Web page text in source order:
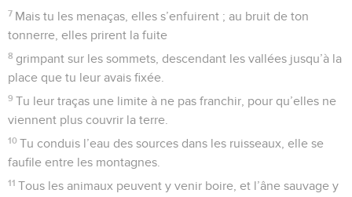
7 Mais tu les menaças, elles s’enfuirent ; au bruit de ton
tonnerre, elles prirent la fuite
8 grimpant sur les sommets, descendant les vallées jusqu’à la
place que tu leur avais fixée.
9 Tu leur traças une limite à ne pas franchir, pour qu’elles ne
viennent plus couvrir la terre.
10 Tu conduis l’eau des sources dans les ruisseaux, elle se
faufile entre les montagnes.
11 Tous les animaux peuvent y venir boire, et l’âne sauvage y